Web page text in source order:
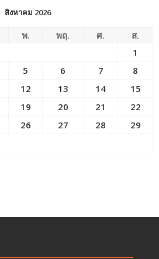
สิงหาคม 2026
พ. พฤ. ศ.
ส.
1
5 6 7
8
12 13 14
15
19 20 21
22
26 27 28
29